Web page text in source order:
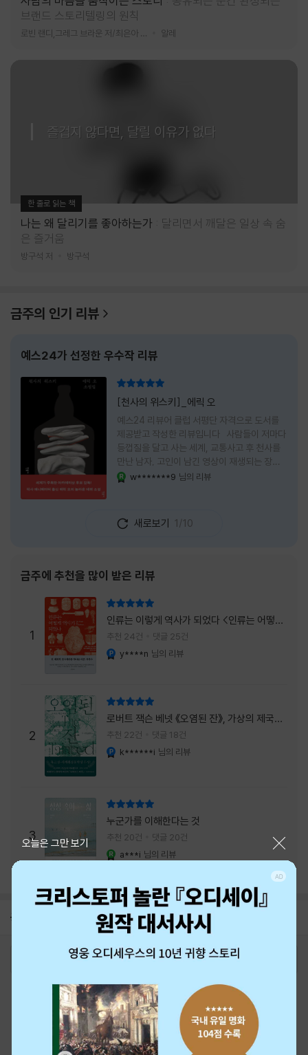
브랜드 스토리텔링의 원칙
알레
즐겁지 않다면, 달릴 이유가 없다
한 줄로 읽는 책
나는 왜 달리기를 좋아하는가
달리면서 깨달은 일상 속 숨
은 즐거움
방구석 저 방구석
금주의 인기 리뷰
예스24가 선정한 우수작 리뷰
[천사의 위스키]_에릭 오
예스24 리뷰어 클럽 서평단 자격으로 도서를
제공받고 작성한 리뷰입니다 사람들이 저마다
등껍질을 달고 사는 세계, 교통사고 후 천사를
만난 남자, 고인이 남긴 영상이 재생되는 장례
식장에서 똥을 싼 개. 이 책에는 몇 줄만 읽어도
넘어가 있었다. 소설을 읽으면서 잘 만든 단편
애니메이션 여러 편을 차례로 보는 기분이 들었
선명하게 그려졌고, 한 편이 끝날 때마다 질문
이 뒤따라왔다. 감출 수 없는 세계는 더 다정할
까 「등껍질」의 세계에서 사람들은 저마다 다른
등껍질을 달고 살아간다. 몸의 일부이면서 한
사람을 표현하는 수단
w*******9 님의 리뷰
새로보기 1/10
금주에 추천을 많이 받은 리뷰
1
인류는 이렇게 역사가 되었다 <인류는 어떻게
역사가 되었나>
추천 24건 댓글 25건
y****n 님의 리뷰
2
로버트 잭슨 베넷 《오염된 잔》, 가상의 제국이
주는 실감과 미스터리 사건의 치밀함이 이루어
내는 최상의 시너지...
추천 22건 댓글 18건
k******i 님의 리뷰
3
누군가를 이해한다는 것
추천 20건 댓글 20건
a***i 님의 리뷰
공지 26년 NBCI 수상 안내
2026-08-01
오늘은 그만 보기
로그인 최근 본 상품 주문/배송
고객센터 1544-3800 티켓 1544-6399
중고샵 1566-4295
eBook 1:1문의/채팅상담
예스이십사(주) 사업자 정보
이용약관
개인정보처리방침
청소년보호정책